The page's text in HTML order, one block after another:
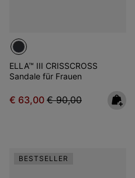
ELLA™ III CRISSCROSS
Sandale für Frauen
Sale price:
€ 63,00 Regular price:
€ 90,00
BESTSELLER